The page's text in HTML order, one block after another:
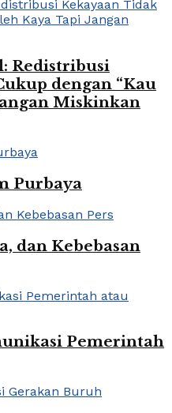
Redistribusi
dengan “Kau
Miskinkan
Purbaya
dan Kebebasan
Pemerintah